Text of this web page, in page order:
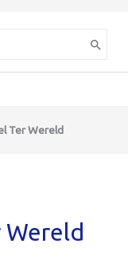
Ter Wereld
Wereld